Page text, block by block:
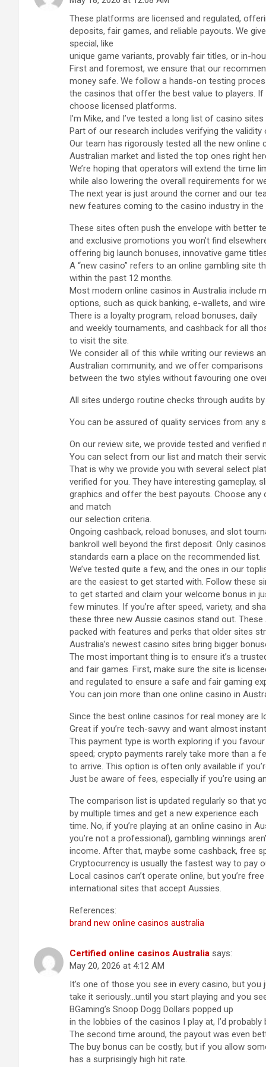
These platforms are licensed and regulated,
deposits, fair games, and reliable payouts. We
special, like
unique game variants, provably fair titles, or in-
First and foremost, we ensure that our
money safe. We follow a hands-on testing
the casinos that offer the best value to players. If
choose licensed platforms.
I’m Mike, and I’ve tested a long list of casino
Part of our research includes verifying the
Our team has rigorously tested all the new online
Australian market and listed the top ones right
We’re hoping that operators will extend the time
while also lowering the overall requirements for
The next year is just around the corner and our
new features coming to the casino industry in the
These sites often push the envelope with better
and exclusive promotions you won’t find
offering big launch bonuses, innovative game
A “new casino” refers to an online gambling site
within the past 12 months.
Most modern online casinos in Australia include
options, such as quick banking, e-wallets, and
There is a loyalty program, reload bonuses, daily
and weekly tournaments, and cashback for all
to visit the site.
We consider all of this while writing our reviews
Australian community, and we offer comparisons
between the two styles without favouring one
All sites undergo routine checks through audits
You can be assured of quality services from any
On our review site, we provide tested and verified
You can select from our list and match their
That is why we provide you with several select
verified for you. They have interesting gameplay,
graphics and offer the best payouts. Choose
and match
our selection criteria.
Ongoing cashback, reload bonuses, and slot
bankroll well beyond the first deposit. Only
standards earn a place on the recommended list.
We’ve tested quite a few, and the ones in our
are the easiest to get started with. Follow these
to get started and claim your welcome bonus in
few minutes. If you’re after speed, variety, and
these three new Aussie casinos stand out.
packed with features and perks that older sites
Australia’s newest casino sites bring bigger
The most important thing is to ensure it’s a
and fair games. First, make sure the site is
and regulated to ensure a safe and fair gaming
You can join more than one online casino in
Since the best online casinos for real money are
Great if you’re tech-savvy and want almost
This payment type is worth exploring if you favour
speed; crypto payments rarely take more than a
to arrive. This option is often only available if
Just be aware of fees, especially if you’re using
The comparison list is updated regularly so that
by multiple times and get a new experience each
time. No, if you’re playing at an online casino in
you’re not a professional), gambling winnings
income. After that, maybe some cashback, free
Cryptocurrency is usually the fastest way to pay
Local casinos can’t operate online, but you’re
international sites that accept Aussies.
References:
brand new online casinos australia
Certified online casinos Australia says:
May 20, 2026 at 4:12 AM
It’s one of those you see in every casino, but you
take it seriously…until you start playing and you
BGaming’s Snoop Dogg Dollars popped up
in the lobbies of the casinos I play at, I’d probably
The second time around, the payout was even
The buy bonus can be costly, but if you allow
has a surprisingly high hit rate.